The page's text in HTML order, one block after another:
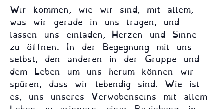
Wir kommen, wie wir sind, mit allem,
was wir gerade in uns tragen, und
lassen uns einladen, Herzen und Sinne
zu öffnen. In der Begegnung mit uns
selbst, den anderen in der Gruppe und
dem Leben um uns herum können wir
spüren, dass wir lebendig sind. Wie ist
es, uns unseres Verwobenseins mit allem